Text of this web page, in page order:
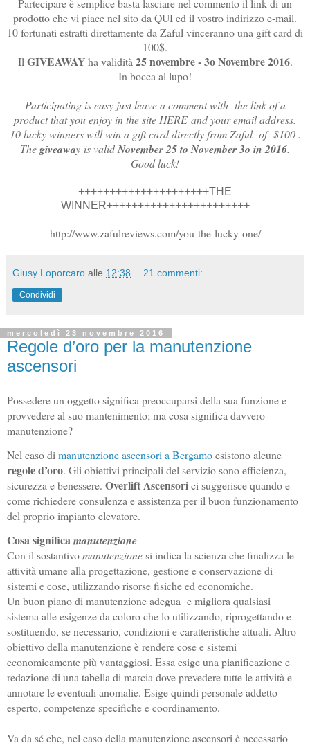
Partecipare è semplice basta lasciare nel commento il link di un
prodotto che vi piace nel sito da QUI ed il vostro indirizzo e-mail.
10 fortunati estratti direttamente da Zaful vinceranno una gift card di
100$.
Il GIVEAWAYha validità 25 novembre - 3o Novembre 2016.
In bocca al lupo!
Participating is easy just leave a comment with the link of a
product that you enjoy in the site HERE and your email address.
10 lucky winners will win a gift card directly from Zaful of $100 .
Thegiveaway is validNovember 25 to November 3o in 2016.
Good luck!
+++++++++++++++++++++THE
WINNER+++++++++++++++++++++++
http://www.zafulreviews.com/you-the-lucky-one/
Giusy Loporcaro alle 12:38 21 commenti:
Condividi
mercoledì 23 novembre 2016
Regole d’oro per la manutenzione
ascensori
Possedere un oggetto significa preoccuparsi della sua funzione e
provvedere al suo mantenimento; ma cosa significa davvero
manutenzione?
Nel caso di manutenzione ascensori a Bergamo
regole d’oro. Gli obiettivi principali del servizio sono efficienza,
sicurezza e benessere. Overlift Ascensori ci suggerisce quando e
come richiedere consulenza e assistenza per il buon funzionamento
del proprio impianto elevatore.
Cosa significa manutenzione
Con il sostantivo manutenzione si indica la scienza che finalizza le
attività umane alla progettazione, gestione e conservazione di
sistemi e cose, utilizzando risorse fisiche ed economiche.
Un buon piano di manutenzione adegua  e migliora qualsiasi
sistema alle esigenze da coloro che lo utilizzando, riprogettando e
sostituendo, se necessario, condizioni e caratteristiche attuali. Altro
obiettivo della manutenzione è rendere cose e sistemi
economicamente più vantaggiosi. Essa esige una pianificazione e
redazione di una tabella di marcia dove prevedere tutte le attività e
annotare le eventuali anomalie. Esige quindi personale addetto
esperto, competenze specifiche e coordinamento.
Va da sé che, nel caso della manutenzione ascensori è necessario